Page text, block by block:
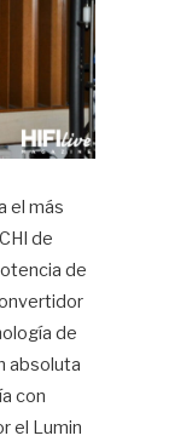
el más
de
de
de
absoluta
con
el Lumin